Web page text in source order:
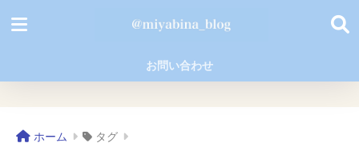
お問い合わせ
ホーム タグ